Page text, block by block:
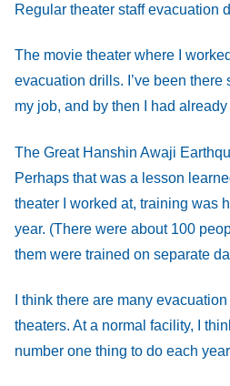
Regular theater staff evacuation
The movie theater where I
evacuation drills. I’ve been there
my job, and by then I had already
The Great Hanshin Awaji
Perhaps that was a lesson
theater I worked at, training was
year. (There were about 100
them were trained on separate
I think there are many
theaters. At a normal facility, I
number one thing to do each